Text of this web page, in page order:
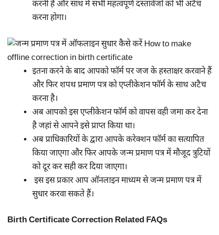
करनी है और साथ में सभी महत्वपूर्ण दस्तावेजों को भी अटैच
करना होगा।
इतना करने के बाद आपको फॉर्म पर जज के हस्ताक्षर करवाने हैं
और फिर शपथ प्रमाण पत्र को एप्लीकेशन फॉर्म के साथ अटैच
करना है।
अब आपको इस एप्लीकेशन फॉर्म को वापस वही जमा कर देना
है जहां से आपने इसे प्राप्त किया था।
अब प्राधिकारियों के द्वारा आपके करेक्शन फॉर्म का सत्यापित
किया जाएगा और फिर आपके जन्म प्रमाण पत्र में मौजूद त्रुटियों
को दूर कर सही कर दिया जाएगा।
इस इस प्रकार आप ऑनलाइन माध्यम से जन्म प्रमाण पत्र में
सुधार करवा सकते हैं।
Birth Certificate Correction Related FAQs